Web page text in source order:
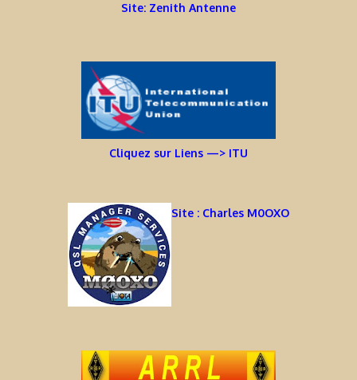
Site: Zenith Antenne
Cliquez sur Liens —> ITU
Site : Charles M0OXO